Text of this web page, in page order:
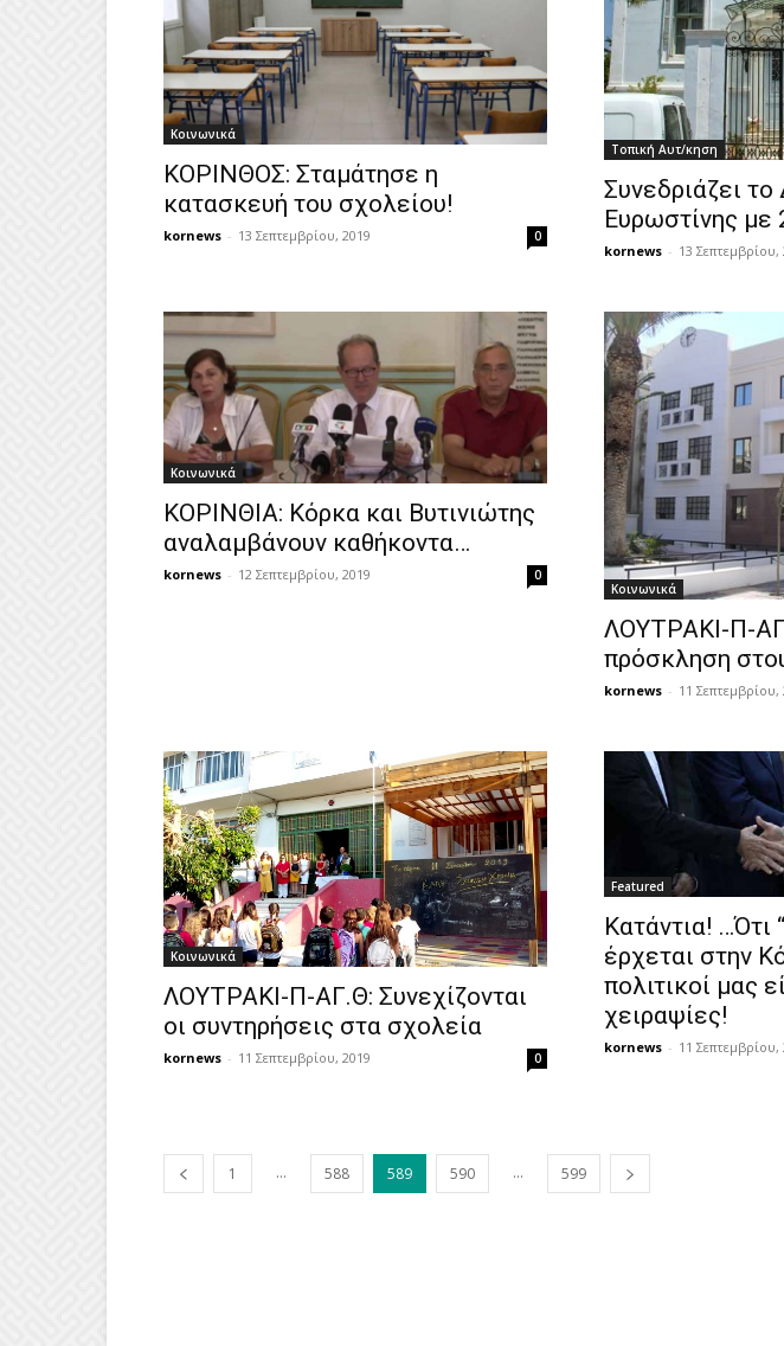
Κοινωνικά
ΚΟΡΙΝΘΟΣ: Σταμάτησε η
κατασκευή του σχολείου!
kornews - 13 Σεπτεμβρίου, 2019 0
Τοπική Αυτ/κηση
Συνεδριάζει
Ευρωστίνης με
kornews - 13 Σεπτεμβρίου,
Κοινωνικά
ΚΟΡΙΝΘΙΑ: Κόρκα και Βυτινιώτης
αναλαμβάνουν καθήκοντα…
kornews - 12 Σεπτεμβρίου, 2019
0
Κοινωνικά
ΛΟΥΤΡΑΚΙ-Π-
πρόσκληση
kornews - 11 Σεπτεμβρίου,
Κοινωνικά
ΛΟΥΤΡΑΚΙ-Π-ΑΓ.Θ: Συνεχίζονται
οι συντηρήσεις στα σχολεία
kornews - 11 Σεπτεμβρίου, 2019 0
Featured
Κατάντια! …Ότι
έρχεται στην
πολιτικοί μας
χειραψίες!
kornews - 11 Σεπτεμβρίου,
1 ... 588 589 590 ... 599